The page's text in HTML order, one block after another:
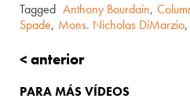
Tagged Anthony Bourdain,
Spade, Mons. Nicholas DiMarzio,
< anterior
PARA MÁS VÍDEOS